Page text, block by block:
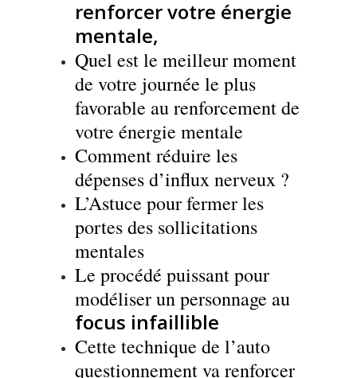
renforcer votre énergie
mentale,
Quel est le meilleur moment
de votre journée le plus
favorable au renforcement de
votre énergie mentale
Comment réduire les
dépenses d’influx nerveux ?
L’Astuce pour fermer les
portes des sollicitations
mentales
Le procédé puissant pour
modéliser un personnage au
focus infaillible
Cette technique de l’auto
questionnement va renforcer